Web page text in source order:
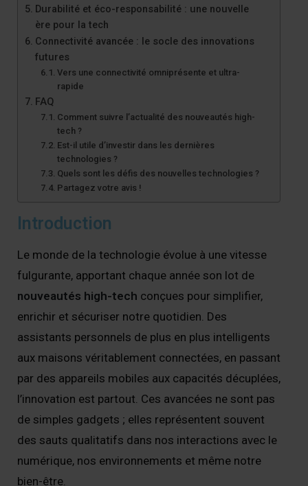
Durabilité et éco-responsabilité : une nouvelle
ère pour la tech
Connectivité avancée : le socle des innovations
futures
Vers une connectivité omniprésente et ultra-
rapide
FAQ
Comment suivre l’actualité des nouveautés high-
tech ?
Est-il utile d’investir dans les dernières
technologies ?
Quels sont les défis des nouvelles technologies ?
Partagez votre avis !
Introduction
Le monde de la technologie évolue à une vitesse
fulgurante, apportant chaque année son lot de
nouveautés high-tech conçues pour simplifier,
enrichir et sécuriser notre quotidien. Des
assistants personnels de plus en plus intelligents
aux maisons véritablement connectées, en passant
par des appareils mobiles aux capacités décuplées,
l’innovation est partout. Ces avancées ne sont pas
de simples gadgets ; elles représentent souvent
des sauts qualitatifs dans nos interactions avec le
numérique, nos environnements et même notre
bien-être.